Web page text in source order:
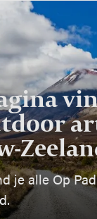
je alle Op